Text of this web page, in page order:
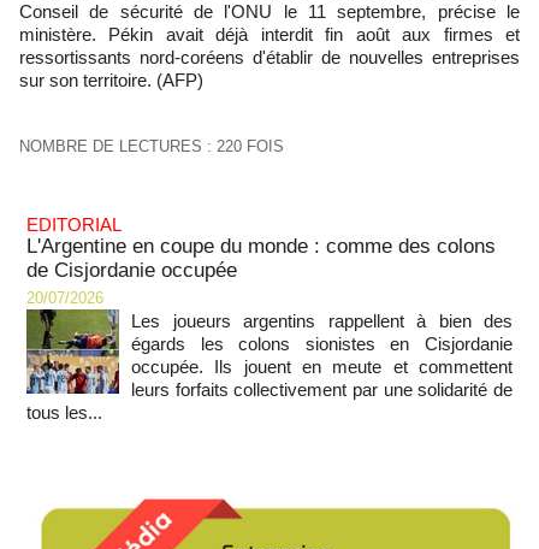
Conseil de sécurité de l'ONU le 11 septembre, précise le
ministère. Pékin avait déjà interdit fin août aux firmes et
ressortissants nord-coréens d'établir de nouvelles entreprises
sur son territoire. (AFP)
NOMBRE DE LECTURES : 220 FOIS
EDITORIAL
L'Argentine en coupe du monde : comme des colons
de Cisjordanie occupée
20/07/2026
Les joueurs argentins rappellent à bien des
égards les colons sionistes en Cisjordanie
occupée. Ils jouent en meute et commettent
leurs forfaits collectivement par une solidarité de
tous les...